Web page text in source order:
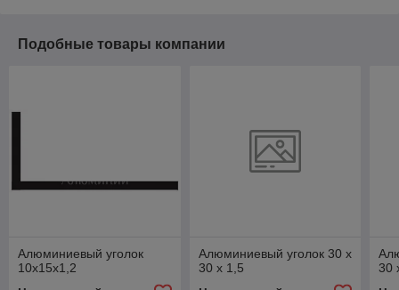
Подобные товары компании
Алюминиевый уголок
10x15x1,2
Алюминиевый уголок 30 x
30 x 1,5
30